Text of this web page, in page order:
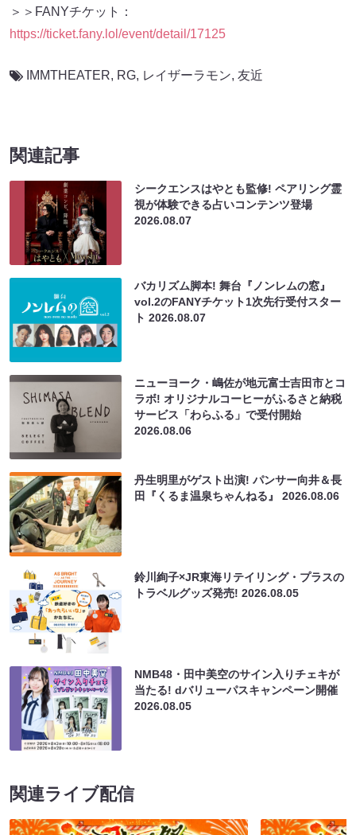
＞＞FANYチケット：
https://ticket.fany.lol/event/detail/17125
IMMTHEATER, RG, レイザーラモン, 友近
関連記事
シークエンスはやとも監修! ペアリング霊
視が体験できる占いコンテンツ登場
2026.08.07
バカリズム脚本! 舞台『ノンレムの窓』
vol.2のFANYチケット1次先行受付スター
ト2026.08.07
ニューヨーク・嶋佐が地元富士吉田市とコ
ラボ! オリジナルコーヒーがふるさと納税
サービス「わらふる」で受付開始
2026.08.06
丹生明里がゲスト出演! パンサー向井＆長
田『くるま温泉ちゃんねる』2026.08.06
鈴川絢子×JR東海リテイリング・プラスの
トラベルグッズ発売!2026.08.05
NMB48・田中美空のサイン入りチェキが
当たる! dバリューパスキャンペーン開催
2026.08.05
関連ライブ配信